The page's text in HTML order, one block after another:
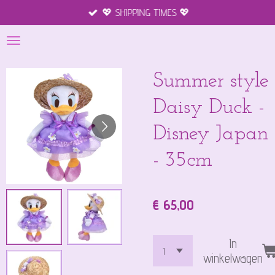
direct
naar
hoofdinhoud
💖 SHIPPING TIMES 💖
Summer style
Daisy Duck -
Disney Japan
- 35cm
€ 65,00
In
winkelwagen